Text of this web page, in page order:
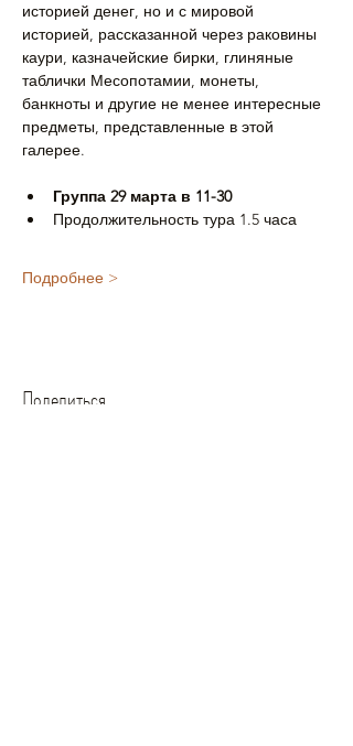
историей денег, но и с мировой
историей, рассказанной через раковины
каури, казначейские бирки, глиняные
таблички Месопотамии, монеты,
банкноты и другие не менее интересные
предметы, представленные в этой
галерее.
Группа 29 марта в 11-30
Продолжительность тура 1.5 часа
Подробнее >
Поделиться